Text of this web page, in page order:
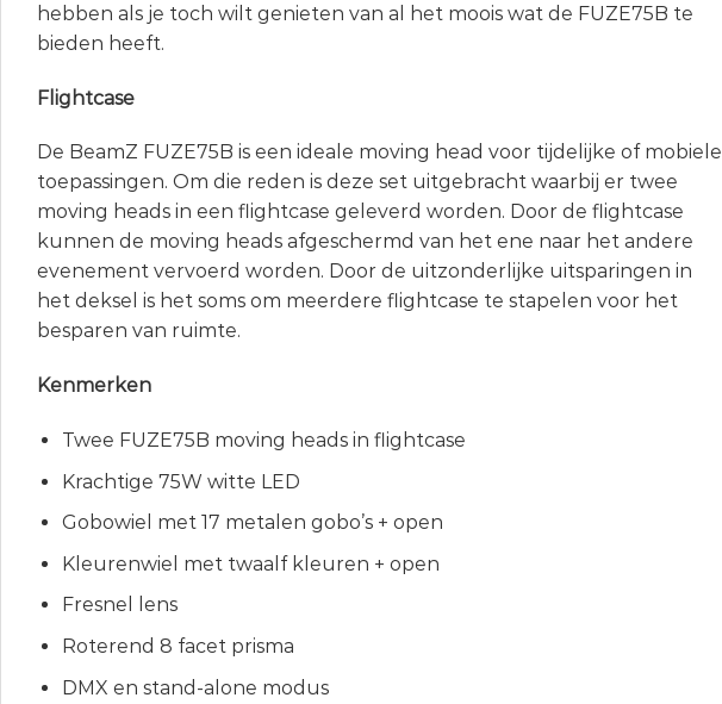
hebben als je toch wilt genieten van al het moois wat de FUZE75B te
bieden heeft.
Flightcase
De BeamZ FUZE75B is een ideale moving head voor tijdelijke of mobiele
toepassingen. Om die reden is deze set uitgebracht waarbij er twee
moving heads in een flightcase geleverd worden. Door de flightcase
kunnen de moving heads afgeschermd van het ene naar het andere
evenement vervoerd worden. Door de uitzonderlijke uitsparingen in
het deksel is het soms om meerdere flightcase te stapelen voor het
besparen van ruimte.
Kenmerken
Twee FUZE75B moving heads in flightcase
Krachtige 75W witte LED
Gobowiel met 17 metalen gobo’s + open
Kleurenwiel met twaalf kleuren + open
Fresnel lens
Roterend 8 facet prisma
DMX en stand-alone modus